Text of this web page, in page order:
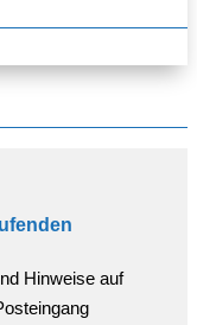
Hinweise auf